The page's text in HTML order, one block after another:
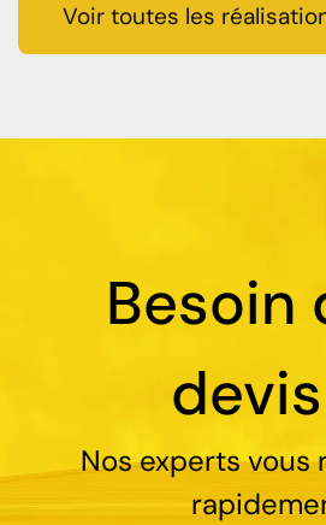
Voir toutes les
Besoin
Nos experts vous